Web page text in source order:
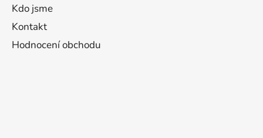
Kdo jsme
Kontakt
Hodnocení obchodu